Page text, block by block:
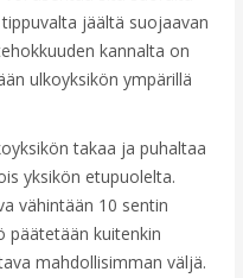
jäältä suojaavan
kannalta on
ulkoyksikön ympärillä
takaa ja puhaltaa
yksikön etupuolelta.
vähintään 10 sentin
päätetään kuitenkin
mahdollisimman väljä.